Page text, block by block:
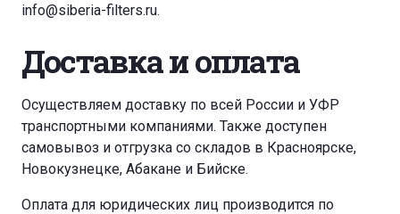
info@siberia-filters.ru.
Доставка и оплата
Осуществляем доставку по всей России и УФР
транспортными компаниями. Также доступен
самовывоз и отгрузка со складов в Красноярске,
Новокузнецке, Абакане и Бийске.
Оплата для юридических лиц производится по